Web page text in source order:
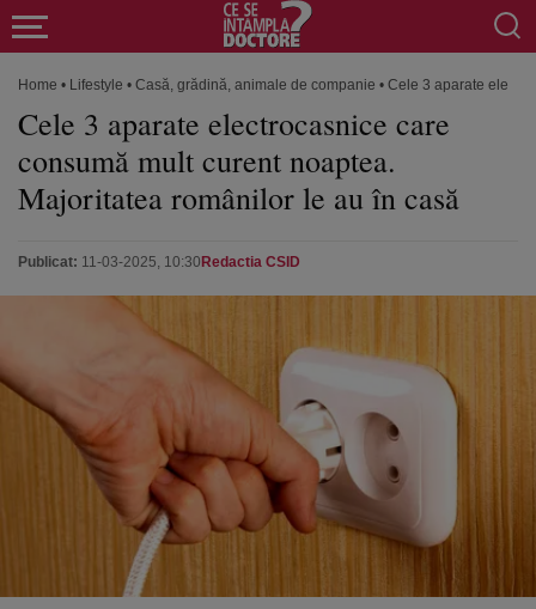
Home • Lifestyle • Casă, grădină, animale de companie • Cele 3 aparate
Cele 3 aparate electrocasnice care
consumă mult curent noaptea.
Majoritatea românilor le au în casă
Publicat: 11-03-2025, 10:30 Redactia CSID